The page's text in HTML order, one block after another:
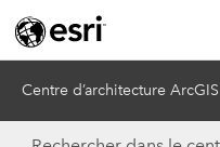
Centre d’architecture ArcGIS